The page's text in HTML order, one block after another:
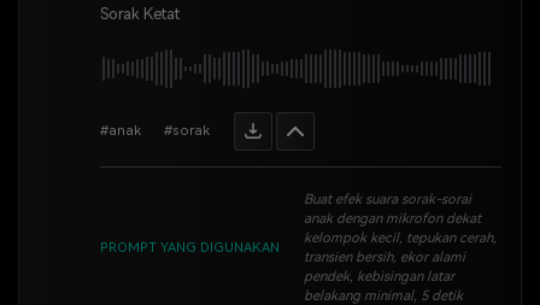
Sorak Ketat
#anak #sorak
PROMPT YANG DIGUNAKAN
Buat efek suara sorak-sorai
anak dengan mikrofon dekat
kelompok kecil, tepukan cerah,
transien bersih, ekor alami
pendek, kebisingan latar
belakang minimal, 5 detik